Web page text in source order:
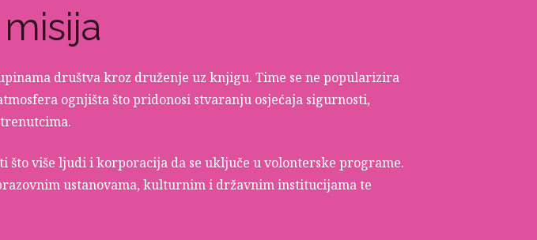
društva kroz druženje uz knjigu. Time se ne popularizira
ognjišta što pridonosi stvaranju osjećaja sigurnosti,
više ljudi i korporacija da se uključe u volonterske programe.
ustanovama, kulturnim i državnim institucijama te